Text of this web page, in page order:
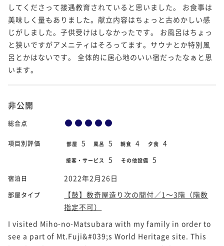
してくださって接遇教育されていると思いました。 お食事は
美味しく量もありました。献立内容はちょっと古めかしい感
じがしました。子供受けはしなかったです。 お風呂はちょっ
と狭いですがアメニティはそろってます。サウナとか特別風
呂とかはないです。 全体的に居心地のいい宿だったなぁと思
います。
非公開
総合点
項目別評価 部屋 5 風呂 5 朝食 4 夕食 4
接客・サービス 5 その他設備 5
宿泊日 2022年2月26日
部屋タイプ
【鼓】数奇屋造り次の間付／1～3階（階数
指定不可）
I visited Miho-no-Matsubara with my family in order to
see a part of Mt.Fuji&#039;s World Heritage site. This